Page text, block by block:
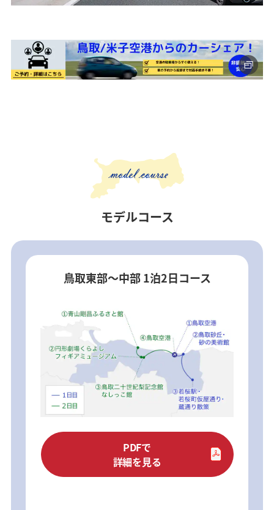
モデルコース
鳥取東部～中部 1泊2日コース
PDFで
詳細を見る